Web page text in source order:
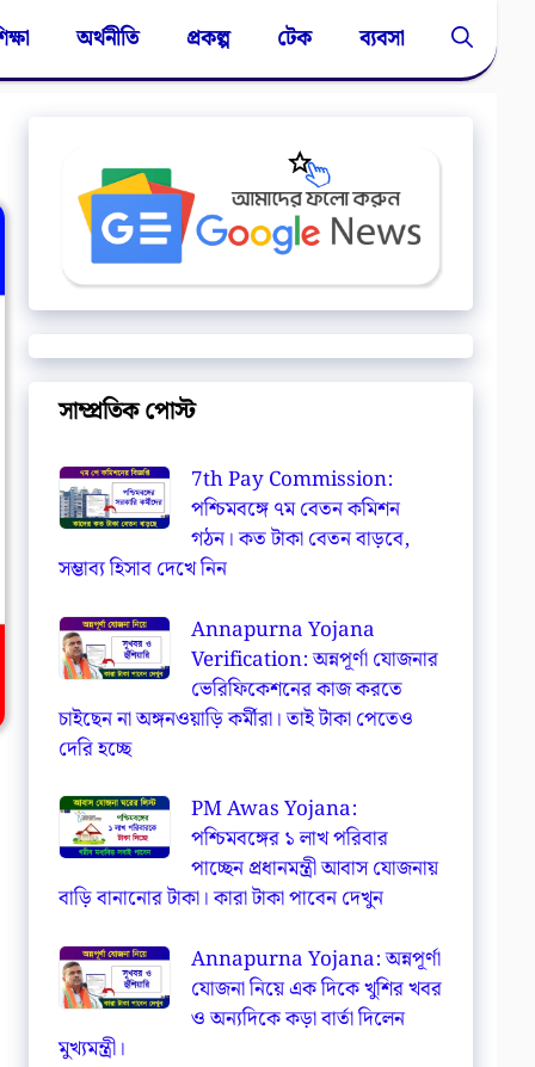
অর্থনীতি প্রকল্প টেক ব্যবসা
সাম্প্রতিক পোস্ট
7th Pay Commission:
পশ্চিমবঙ্গে ৭ম বেতন কমিশন
গঠন। কত টাকা বেতন বাড়বে,
সম্ভাব্য হিসাব দেখে নিন
Annapurna Yojana
Verification: অন্নপূর্ণা যোজনার
ভেরিফিকেশনের কাজ করতে
চাইছেন না অঙ্গনওয়াড়ি কর্মীরা। তাই টাকা পেতেও
দেরি হচ্ছে
PM Awas Yojana:
পশ্চিমবঙ্গের ১ লাখ পরিবার
পাচ্ছেন প্রধানমন্ত্রী আবাস যোজনায়
বাড়ি বানানোর টাকা। কারা টাকা পাবেন দেখুন
Annapurna Yojana: অন্নপূর্ণা
যোজনা নিয়ে এক দিকে খুশির খবর
ও অন্যদিকে কড়া বার্তা দিলেন
মুখ্যমন্ত্রী।